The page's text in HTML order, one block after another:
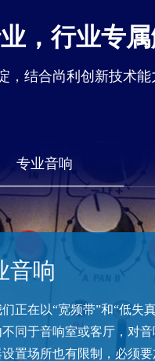
，行业专
，结合尚利创新技术
音响
们正在以“宽频带”和“低失
同于音响室或客厅，对
置场所也有限制，必须
专业音响